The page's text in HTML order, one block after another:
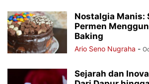
Nostalgia Manis:
Permen
Baking
Ario Seno Nugraha -
Sejarah dan